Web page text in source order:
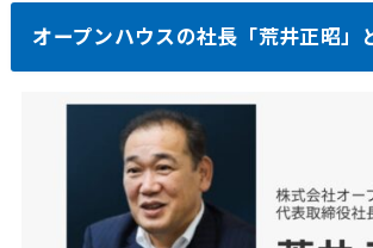
オープンハウスの社長「荒井正昭」